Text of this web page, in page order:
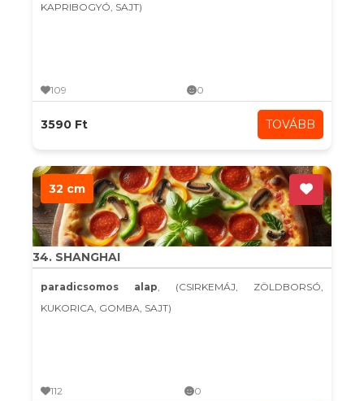
KAPRIBOGYÓ, SAJT)
109 0
3590 Ft TOVÁBB
32 cm
34. SHANGHAI
paradicsomos alap, (CSIRKEMÁJ, ZÖLDBORSÓ,
KUKORICA, GOMBA, SAJT)
112 0